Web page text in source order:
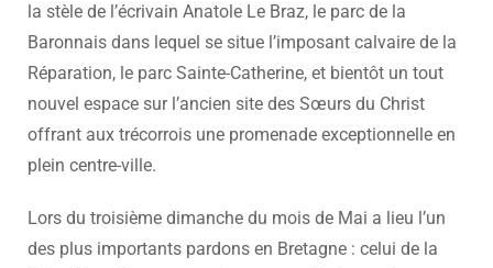
la stèle de l’écrivain Anatole Le Braz, le parc de la
Baronnais dans lequel se situe l’imposant calvaire de la
Réparation, le parc Sainte-Catherine, et bientôt un tout
nouvel espace sur l’ancien site des Sœurs du Christ
offrant aux trécorrois une promenade exceptionnelle en
plein centre-ville.
Lors du troisième dimanche du mois de Mai a lieu l’un
des plus importants pardons en Bretagne : celui de la